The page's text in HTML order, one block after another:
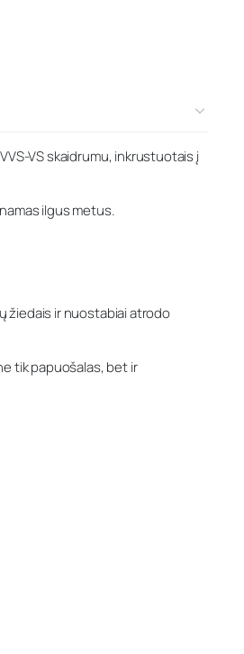
VS skaidrumu, inkrustuotais į
ilgus metus.
žiedais ir nuostabiai atrodo
tik papuošalas, bet ir